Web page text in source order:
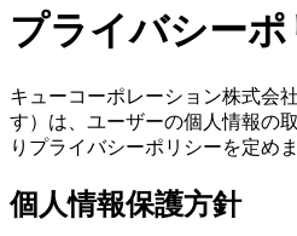
プライバシー
キューコーポレーション株式会
す）は、ユーザーの個人情報の
りプライバシーポリシーを定めま
個人情報保護方針